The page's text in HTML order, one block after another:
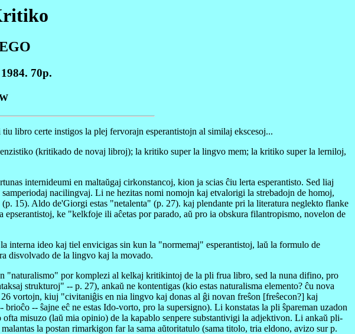
70p.
tiu libro certe instigos la plej fervorajn esperantistojn al similaj ekscesoj...
(kritikado de novaj libroj); la kritiko super la lingvo mem; la kritiko super la lerniloj,
internideumi en maltaŭgaj cirkonstancoj, kion ja scias ĉiu lerta esperantisto. Sed liaj
nacilingvaj. Li ne hezitas nomi nomojn kaj etvalorigi la strebadojn de homoj,
15). Aldo de'Giorgi estas "netalenta" (p. 27). kaj plendante pri la literatura neglekto flanke
ke "kelkfoje ili aĉetas por parado, aŭ pro ia obskura filantropismo, novelon de
ideo kaj tiel envicigas sin kun la "normemaj" esperantistoj, laŭ la formulo de
disvolvado de la lingvo kaj la movado.
"naturalismo" por komplezi al kelkaj kritikintoj de la pli frua libro, sed la nuna difino, pro
strukturoj" -- p. 27), ankaŭ ne kontentigas (kio estas naturalisma elemento? ĉu nova
vortojn, kiuj "civitaniĝis en nia lingvo kaj donas al ĝi novan freŝon [freŝecon?] kaj
-- ŝajne eĉ ne estas Ido-vorto, pro la supersigno). Li konstatas la pli ŝpareman uzadon
misuzo (laŭ mia opinio) de la kapablo senpere substantivigi la adjektivon. Li ankaŭ pli-
la postan rimarkigon far la sama aŭtoritatulo (sama titolo, tria eldono, avizo sur p.